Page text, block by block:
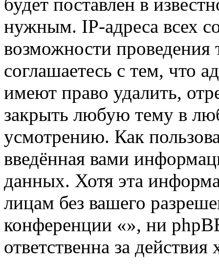
будет поставлен в
нужным. IP-адреса всех
возможности
соглашаетесь с тем, что
имеют право удалить,
закрыть любую тему в
усмотрению. Как
введённая вами
данных. Хотя эта
лицам без вашего
конференции «», ни
ответственна за